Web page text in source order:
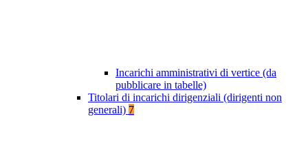
Incarichi amministrativi di vertice (da
pubblicare in tabelle)
Titolari di incarichi dirigenziali (dirigenti non
generali) 7